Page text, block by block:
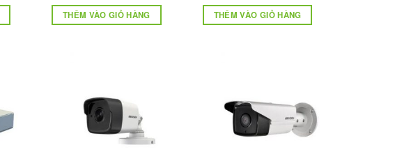
THÊM VÀO GIỎ HÀNG THÊM VÀO GIỎ HÀNG